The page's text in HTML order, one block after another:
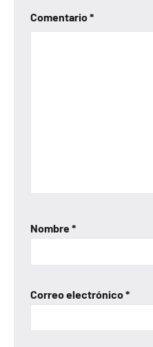
Comentario*
Nombre*
Correo electrónico*